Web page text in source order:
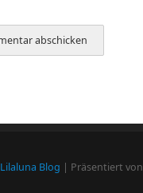
Lilaluna Blog | Präsentiert von